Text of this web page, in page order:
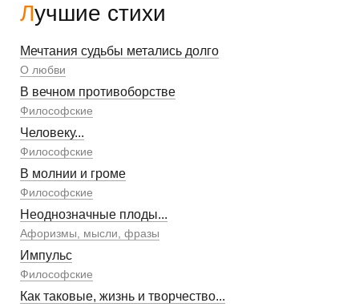
Лучшие стихи
Мечтания судьбы метались долго
О любви
В вечном противоборстве
Философские
Человеку...
Философские
В молнии и громе
Философские
Неоднозначные плоды...
Афоризмы, мысли, фразы
Импульс
Философские
Как таковые, жизнь и творчество...